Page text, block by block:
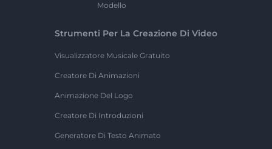
Modello
Strumenti Per La Creazione Di Video
Visualizzatore Musicale Gratuito
Creatore Di Animazioni
Animazione Del Logo
Creatore Di Introduzioni
Generatore Di Testo Animato